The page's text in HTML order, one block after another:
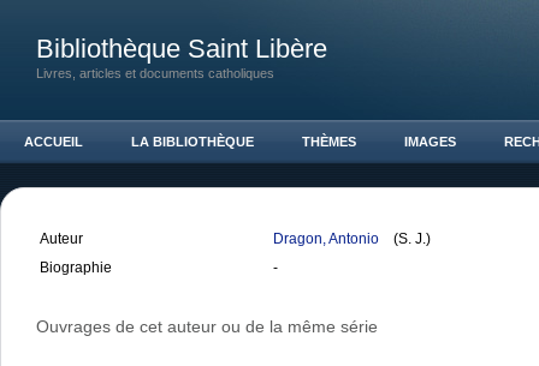
Bibliothèque Saint Libère
Livres, articles et documents catholiques
ACCUEIL LA BIBLIOTHÈQUE THÈMES IMAGES
Auteur Dragon, Antonio
(S. J.)
Biographie
-
Ouvrages de cet auteur ou de la même série